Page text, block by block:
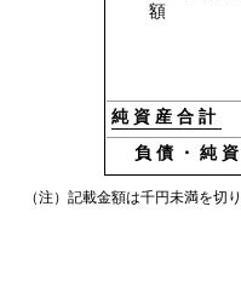
純資産合計
負債・純
（注）記載金額は千円未満を切